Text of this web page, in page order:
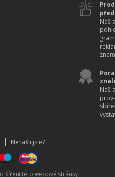
Náš
Náš
Nenašli jste?
šíření této webové stránky